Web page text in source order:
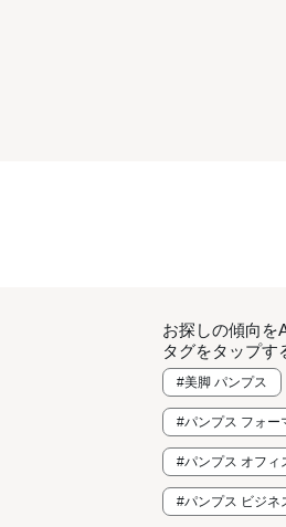
お探しの傾向を
タグをタップす
#美脚 パンプス
#パンプス フォー
#パンプス オフィ
#パンプス ビジネ